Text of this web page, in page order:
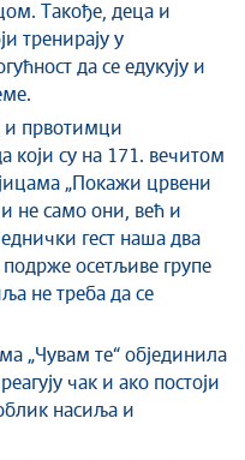
Такође, деца и
тренирају у
да се едукују и
и првотимци
који су на 171. вечитом
„Покажи црвени
не само они, већ и
гест наша два
осетљиве групе
не треба да се
„Чувам те“ објединила
чак и ако постоји
насиља и